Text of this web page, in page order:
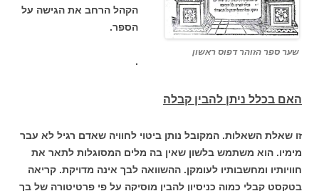
שער ספר הזוהר דפוס ראשון
הקהל הרחב את הגישה על
הספר.
.
האם בכלל ניתן להבין קבלה
זו שאלת השאלות. המקובל נותן ביטוי לחוויה שאדם רגיל לא עבר
מימיו. הוא משתמש בלשון שאין בה מלים המסוגלות לתאר את
חוויותיו ומחשבותיו לעומקן. ההשוואה לבך אינה מדויקת. קריאה
בטקסט קבלי כמוה כניסיון להבין מוסיקה על פי פרטיטורה של בך